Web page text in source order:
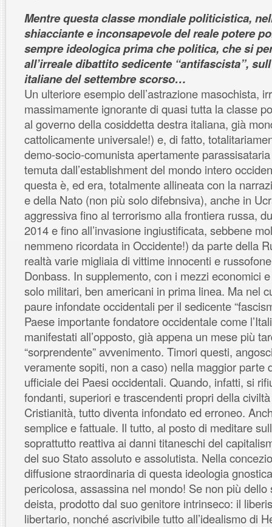
Mentre questa classe mondiale politicistica,
shiacciante e inconsapevole del reale potere
sempre ideologica prima che politica, che si
all’irreale dibattito sedicente “antifascista”,
italiane del settembre scorso…
Un ulteriore esempio dell’astrazione masochista,
massimamente ignorante di quasi tutta la classe
al governo della cosiddetta destra italiana, già
cattolicamente universale!) e, di fatto,
demo-socio-comunista apertamente
temuta dall’establishment del mondo intero
questa è, ed era, totalmente allineata con la
e della Nato (non più solo difebnsiva), anche in
aggressiva fino al terrorismo alla frontiera russa,
2014 e fino all’invasione ingiustificata, sebbene
nemmeno ricordata in Occidente!) da parte della
realtà varie migliaia di vittime innocenti e
Donbass. In supplemento, con i mezzi economici
solo militari, ben americani in prima linea. Ma nel
paure infondate occidentali per il sedicente
Paese importante fondatore occidentale come
manifestati all’opposto, già appena un mese più
“sorprendente” avvenimento. Timori questi,
veramente sopiti, non a caso) nella maggior parte
ufficiale dei Paesi occidentali. Quando, infatti, si
fondanti, superiori e trascendenti propri della
Cristianità, tutto diventa infondato ed erroneo.
semplice e fattuale. Il tutto, al posto di meditare
soprattutto reattiva ai danni titaneschi del
del suo Stato assoluto e assolutista. Nella
diffusione straordinaria di questa ideologia
pericolosa, assassina nel mondo! Se non più
deista, prodotto dal suo genitore intrinseco: il
libertario, nonché ascrivibile tutto all’idealismo di